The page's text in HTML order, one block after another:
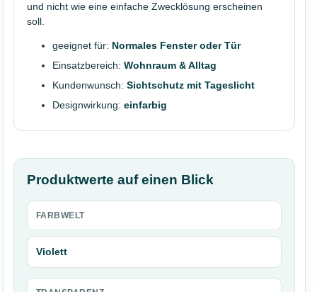
und nicht wie eine einfache Zwecklösung erscheinen
soll.
geeignet für: Normales Fenster oder Tür
Einsatzbereich: Wohnraum & Alltag
Kundenwunsch: Sichtschutz mit Tageslicht
Designwirkung: einfarbig
Produktwerte auf einen Blick
FARBWELT
Violett